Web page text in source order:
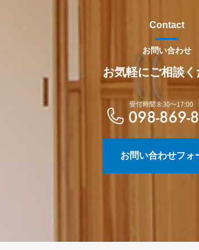
Contact
お問い合わせ
お気軽にご相談
お問い合わせフォ